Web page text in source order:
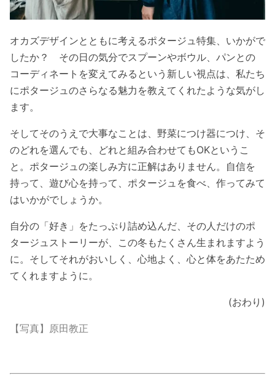
オカズデザインとともに考えるポタージュ特集、いかがで
したか？ その日の気分でスプーンやボウル、パンとの
コーディネートを変えてみるという新しい視点は、私たち
にポタージュのさらなる魅力を教えてくれたような気がし
ます。
そしてそのうえで大事なことは、野菜につけ器につけ、そ
のどれを選んでも、どれと組み合わせてもOKというこ
と。ポタージュの楽しみ方に正解はありません。自信を
持って、遊び心を持って、ポタージュを食べ、作ってみて
はいかがでしょうか。
自分の「好き」をたっぷり詰め込んだ、その人だけのポ
タージュストーリーが、この冬もたくさん生まれますよう
に。そしてそれがおいしく、心地よく、心と体をあたため
てくれますように。
(おわり)
【写真】原田教正